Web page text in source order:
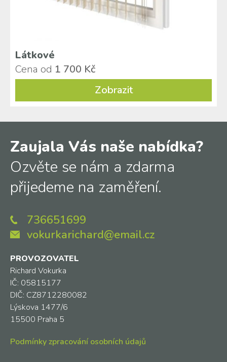
Rolovací dveřní sítě
Látkové
Cena od 1 700 Kč
Zobrazit
Zaujala Vás naše nabídka?
Ozvěte se nám a zdarma
přijedeme na zaměření.
736651699
vokurkarichard@email.cz
PROVOZOVATEL
Richard Vokurka
IČ: 05815177
DIČ: CZ8712280082
Lýskova 1477/6
15500 Praha 5
Podmínky zpracování osobních údajů